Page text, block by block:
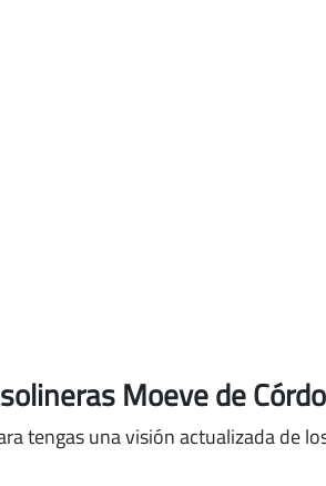
Moeve de
tengas una visión actualizada de